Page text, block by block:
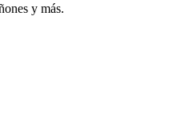
y más.